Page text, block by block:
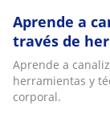
Aprende a
través de
Aprende a
herramientas y
corporal.